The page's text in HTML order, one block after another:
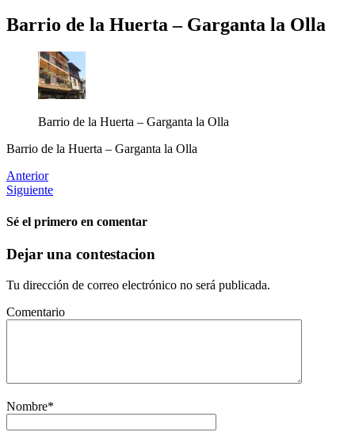
Barrio de la Huerta – Garganta la Olla
Barrio de la Huerta – Garganta la Olla
Barrio de la Huerta – Garganta la Olla
Anterior
Siguiente
Sé el primero en comentar
Dejar una contestacion
Tu dirección de correo electrónico no será publicada.
Comentario
Nombre*